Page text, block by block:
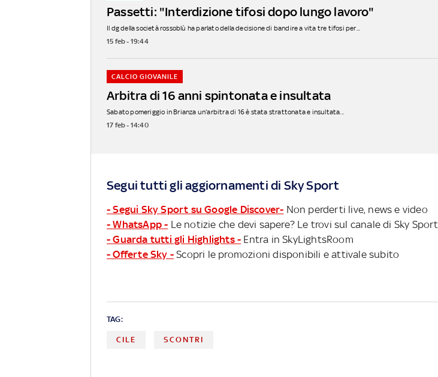
Passetti: "Interdizione tifosi dopo lungo lavoro"
Il dg della società rossoblù ha parlato della decisione di bandire a vita tre tifosi per...
15 feb - 19:44
Arbitra di 16 anni spintonata e insultata
CALCIO GIOVANILE
Sabato pomeriggio in Brianza un'arbitra di 16 è stata strattonata e insultata...
17 feb - 14:40
Segui tutti gli aggiornamenti di Sky Sport
- Segui Sky Sport su Google Discover- Non perderti live, news e video
- WhatsApp - Le notizie che devi sapere? Le trovi sul canale di Sky Sport
- Guarda tutti gli Highlights - Entra in SkyLightsRoom
- Offerte Sky - Scopri le promozioni disponibili e attivale subito
TAG:
CILE SCONTRI